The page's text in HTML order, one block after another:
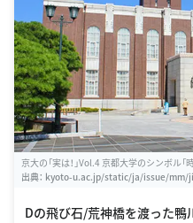
京大の「実は！」Vol.4 京都大学のシンボル「
出典： kyoto-u.ac.jp/static/ja/issue/mm/
Dの飛び石/荒神橋を渡った鴨